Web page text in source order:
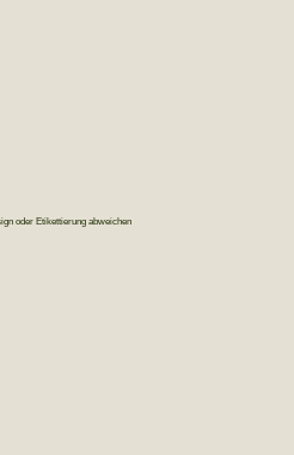
oder Etikettierung abweichen